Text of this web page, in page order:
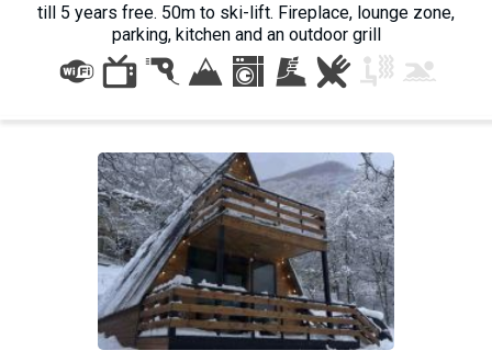
till 5 years free. 50m to ski-lift. Fireplace, lounge zone,
parking, kitchen and an outdoor grill